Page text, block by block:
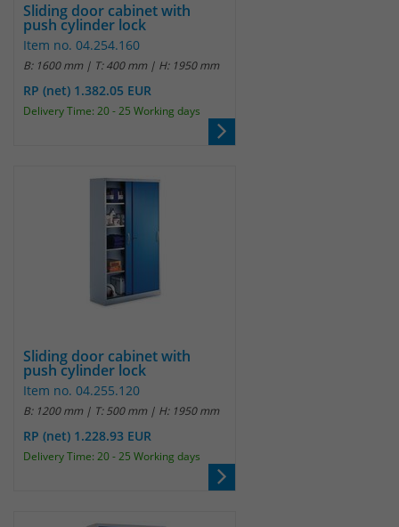
Sliding door cabinet with
push cylinder lock
Item no. 04.254.160
B: 1600 mm | T: 400 mm | H: 1950 mm
RP (net) 1.382.05 EUR
Delivery Time: 20 - 25 Working days
Sliding door cabinet with
push cylinder lock
Item no. 04.255.120
B: 1200 mm | T: 500 mm | H: 1950 mm
RP (net) 1.228.93 EUR
Delivery Time: 20 - 25 Working days